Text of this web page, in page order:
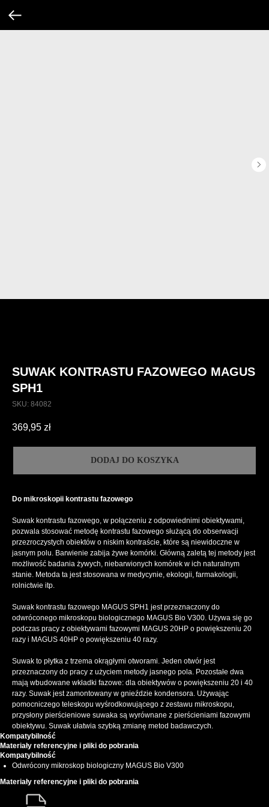
SUWAK KONTRASTU FAZOWEGO MAGUS
SPH1
SKU: 84082
369,95 zł
DODAJ DO KOSZYKA
Do mikroskopii kontrastu fazowego
Suwak kontrastu fazowego, w połączeniu z odpowiednimi obiektywami,
pozwala stosować metodę kontrastu fazowego służącą do obserwacji
przezroczystych obiektów o niskim kontraście, które są niewidoczne w
jasnym polu. Barwienie zabija żywe komórki. Główną zaletą tej metody jest
możliwość badania żywych, niebarwionych komórek w ich naturalnym
stanie. Metoda ta jest stosowana w medycynie, ekologii, farmakologii,
rolnictwie itp.
Suwak kontrastu fazowego MAGUS SPH1 jest przeznaczony do
odwróconego mikroskopu biologicznego MAGUS Bio V300. Używa się go
podczas pracy z obiektywami fazowymi MAGUS 20HP o powiększeniu 20
razy i MAGUS 40HP o powiększeniu 40 razy.
Suwak to płytka z trzema okrągłymi otworami. Jeden otwór jest
przeznaczony do pracy z użyciem metody jasnego pola. Pozostałe dwa
mają wbudowane wkładki fazowe: dla obiektywów o powiększeniu 20 i 40
razy. Suwak jest zamontowany w gnieździe kondensora. Używając
pomocniczego teleskopu wyśrodkowującego z zestawu mikroskopu,
przysłony pierścieniowe suwaka są wyrównane z pierścieniami fazowymi
obiektywu. Suwak ułatwia szybką zmianę metod badawczych.
Kompatybilność
Materiały referencyjne i pliki do pobrania
Kompatybilność
Odwrócony mikroskop biologiczny MAGUS Bio V300
Materiały referencyjne i pliki do pobrania